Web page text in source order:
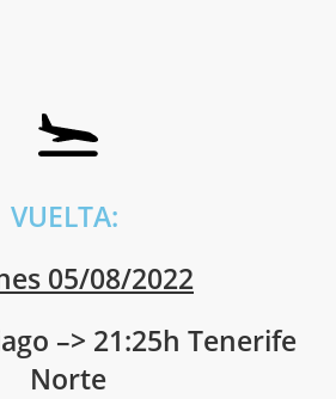
VUELTA:
05/08/2022
–> 21:25h Tenerife
Norte